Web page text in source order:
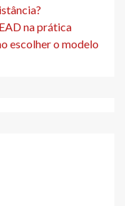
na prática
escolher o modelo